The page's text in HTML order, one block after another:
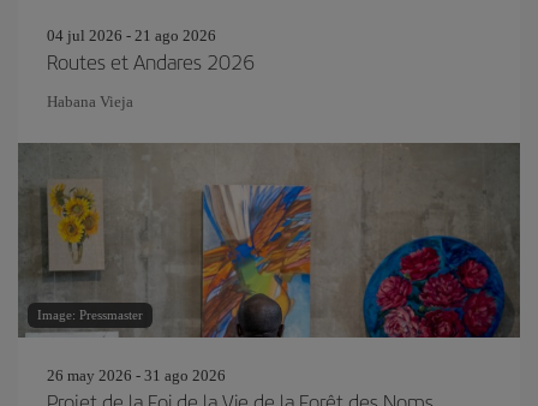
04 jul 2026 - 21 ago 2026
Routes et Andares 2026
Habana Vieja
Image: Pressmaster
26 may 2026 - 31 ago 2026